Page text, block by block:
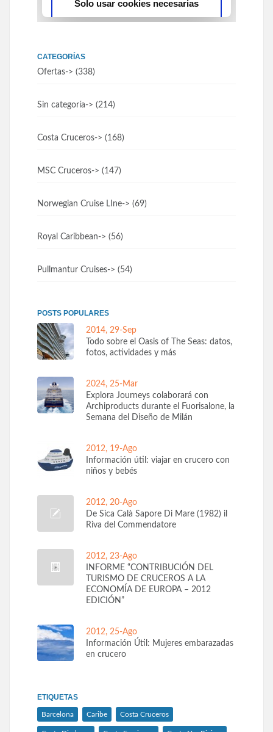
CATEGORÍAS
Ofertas-> (338)
Sin categoría-> (214)
Costa Cruceros-> (168)
MSC Cruceros-> (147)
Norwegian Cruise LIne-> (69)
Royal Caribbean-> (56)
Pullmantur Cruises-> (54)
POSTS POPULARES
2014, 29-Sep
Todo sobre el Oasis of The Seas: datos,
fotos, actividades y más
2024, 25-Mar
Explora Journeys colaborará con
Archiproducts durante el Fuorisalone, la
Semana del Diseño de Milán
2012, 19-Ago
Información útil: viajar en crucero con
niños y bebés
2012, 20-Ago
De Sica Calà Sapore Di Mare (1982) il
Riva del Commendatore
2012, 23-Ago
INFORME “CONTRIBUCIÓN DEL
TURISMO DE CRUCEROS A LA
ECONOMÍA DE EUROPA – 2012
EDICIÓN”
2012, 25-Ago
Información Útil: Mujeres embarazadas
en crucero
ETIQUETAS
Barcelona Caribe Costa Cruceros